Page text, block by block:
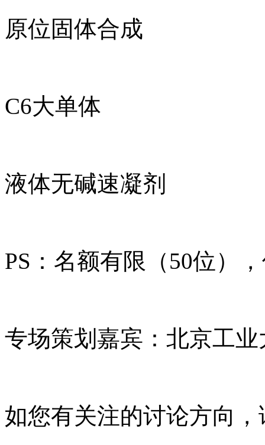
原位固体合成
C6大单体
液体无碱速凝剂
PS：名额有限（50位）
专场策划嘉宾：北京工
如您有关注的讨论方向